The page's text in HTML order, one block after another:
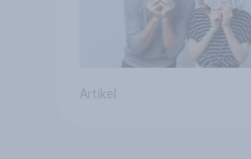
Artikel